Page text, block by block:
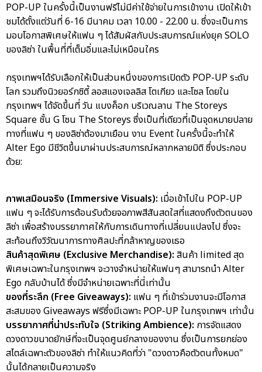
POP-UP ในครั้งนี้เป็นงานฟรีไม่มีค่าใช้จ่ายในการเข้างาน เปิดให้เข้า
ชมได้ตั้งแต่วันที่ 6-16 มีนาคม เวลา 10.00 - 22.00 น. ซึ่งจะเป็นการ
มอบโอกาสพิเศษให้แฟน ๆ ได้สัมผัสกับประสบการณ์แห่งยุค SOLO
ของลิซ่า ในพื้นที่ที่เต็มอิ่มและไม่เหมือนใคร
กรุงเทพฯได้รับเลือกให้เป็นส่วนหนึ่งของการเปิดตัว POP-UP ระดับ
โลก รวมถึงนิวยอร์กซิตี้ ลอสแองเจลลิส โตเกียว และโซล โดยใน
กรุงเทพฯ ได้จัดขึ้นที่ วัน แบงค็อก บริเวณลาน The Storeys
Square ชั้น G โซน The Storeys ซึ่งเป็นที่เดียวที่เป็นจุดหมายปลาย
ทางที่แฟน ๆ ของลิซ่าต้องมาเยือน งาน Event ในครั้งนี้จะทำให้
Alter Ego มีชีวิตขึ้นมาผ่านประสบการณ์หลากหลายมิติ ซึ่งประกอบ
ด้วย:
ภาพเสมือนจริง (Immersive Visuals): เมื่อเข้าไปใน POP-UP
แฟน ๆ จะได้รับการต้อนรับด้วยจอภาพสีสันสดใสที่แสดงถึงตัวตนของ
ลิซ่า เพื่อสร้างบรรยากาศให้กับการเดินทางที่เปลี่ยนแปลงไป ซึ่งจะ
สะท้อนถึงวิวัฒนาการทางศิลปะที่กล้าหาญของเธอ
สินค้าสุดพิเศษ (Exclusive Merchandise): สินค้า limited สุด
พิเศษเฉพาะในกรุงเทพฯ จะวางจำหน่ายให้แฟนๆ สามารถนำ Alter
Ego กลับบ้านได้ ซึ่งมีจำหน่ายเฉพาะที่นี่เท่านั้น
ของที่ระลึก (Free Giveaways): แฟน ๆ ที่เข้าร่วมงานจะมีโอกาส
สะสมของ Giveaways ฟรีซึ่งมีเฉพาะ POP-UP ในกรุงเทพฯ เท่านั้น
บรรยากาศที่น่าประทับใจ (Striking Ambience): การจัดแสดง
ดวงดาวขนาดยักษ์ที่จะเป็นจุดศูนย์กลางของงาน ซึ่งเป็นการยกย่อง
สไตล์เฉพาะตัวของลิซ่า ทำให้แนวคิดที่ว่า "ดวงดาวคือตัวตนทั้งหมด"
นั้นได้กลายเป็นความจริง